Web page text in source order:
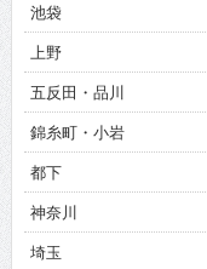
池袋
上野
五反田・品川
錦糸町・小岩
都下
神奈川
埼玉